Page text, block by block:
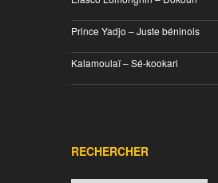
Prince Yadjo – Juste béninois
Kalamoulaï – Sé-kookari
RECHERCHER